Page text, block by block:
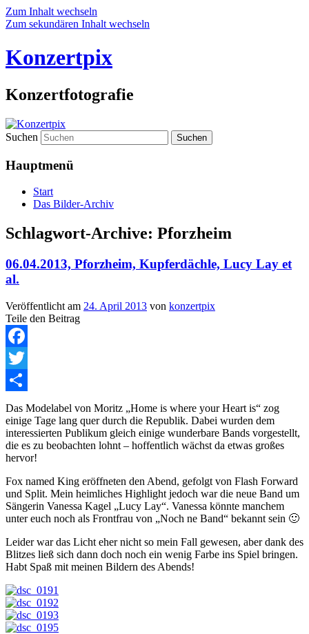
Zum Inhalt wechseln
Zum sekundären Inhalt wechseln
Konzertpix
Konzertfotografie
Suchen
Hauptmenü
Start
Das Bilder-Archiv
Schlagwort-Archive: Pforzheim
06.04.2013, Pforzheim, Kupferdächle, Lucy Lay et
al.
Veröffentlicht am 24. April 2013 von konzertpix
Teile den Beitrag
Facebook
Twitter
Teilen
Das Modelabel von Moritz „Home is where your Heart is“ zog
einige Tage lang quer durch die Republik. Dabei wurden dem
interessierten Publikum gleich einige wunderbare Bands vorgestellt,
die es zu beobachten lohnt – hoffentlich wächst da etwas großes
hervor!
Fox named King eröffneten den Abend, gefolgt von Flash Forward
und Split. Mein heimliches Highlight jedoch war die neue Band um
Sängerin Vanessa Kagel „Lucy Lay“. Vanessa könnte manchem
unter euch noch als Frontfrau von „Noch ne Band“ bekannt sein 🙂
Leider war das Licht eher nicht so mein Fall gewesen, aber dank des
Blitzes ließ sich dann doch noch ein wenig Farbe ins Spiel bringen.
Habt Spaß mit meinen Bildern des Abends!